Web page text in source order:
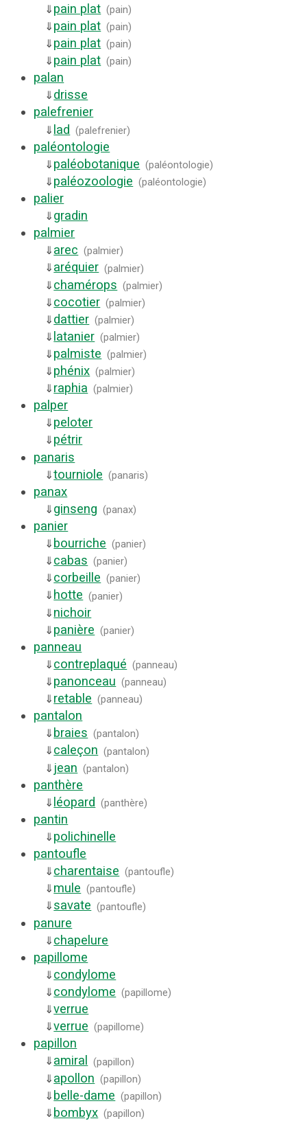
⇓ pain plat (pain)
⇓ pain plat (pain)
⇓ pain plat (pain)
⇓ pain plat (pain)
palan
⇓ drisse
palefrenier
⇓ lad (palefrenier)
paléontologie
⇓ paléobotanique (paléontologie)
⇓ paléozoologie (paléontologie)
palier
⇓ gradin
palmier
⇓ arec (palmier)
⇓ aréquier (palmier)
⇓ chamérops (palmier)
⇓ cocotier (palmier)
⇓ dattier (palmier)
⇓ latanier (palmier)
⇓ palmiste (palmier)
⇓ phénix (palmier)
⇓ raphia (palmier)
palper
⇓ peloter
⇓ pétrir
panaris
⇓tourniole (panaris)
panax
⇓ ginseng (panax)
panier
⇓ bourriche (panier)
⇓ cabas (panier)
⇓ corbeille (panier)
⇓ hotte (panier)
⇓ nichoir
⇓ panière (panier)
panneau
⇓ contreplaqué (panneau)
⇓ panonceau (panneau)
⇓ retable (panneau)
pantalon
⇓ braies (pantalon)
⇓ caleçon (pantalon)
⇓ jean (pantalon)
panthère
⇓ léopard (panthère)
pantin
⇓ polichinelle
pantoufle
⇓ charentaise (pantoufle)
⇓ mule (pantoufle)
⇓ savate (pantoufle)
panure
⇓ chapelure
papillome
⇓ condylome
⇓ condylome (papillome)
⇓verrue
⇓verrue (papillome)
papillon
⇓ amiral (papillon)
⇓ apollon (papillon)
⇓ belle-dame (papillon)
⇓ bombyx (papillon)